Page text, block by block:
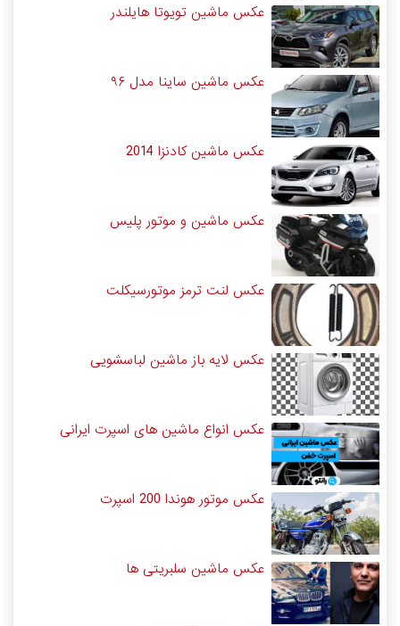
عکس ماشین تویوتا هایلندر
عکس ماشین ساینا مدل ۹۶
عکس ماشین کادنزا 2014
عکس ماشین و موتور پلیس
عکس لنت ترمز موتورسیکلت
عکس لایه باز ماشین لباسشویی
عکس انواع ماشین های اسپرت ایرانی
عکس موتور هوندا 200 اسپرت
عکس ماشین سلبریتی ها